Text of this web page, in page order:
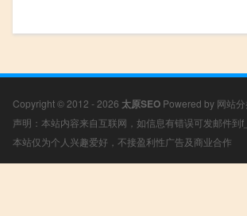
Copyright © 2012 - 2026 太原SEO Powered by 网站
声明：本站内容来自互联网，如信息有错误可发邮件
本站仅为个人兴趣爱好，不接盈利性广告及商业合作